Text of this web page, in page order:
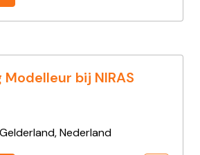
bij NIRAS
Gelderland,Nederland